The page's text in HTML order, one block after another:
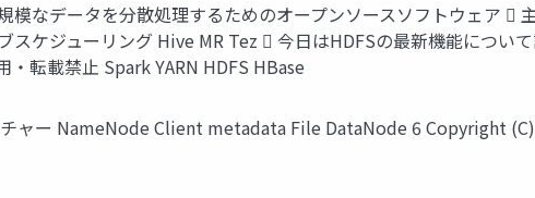
模なデータを分散処理するためのオープンソースソフトウェア 
スケジューリング Hive MR Tez  今日はHDFSの最新機能につ
・転載禁止 Spark YARN HDFS HBase
ャー NameNode Client metadata File DataNode 6 Copyright